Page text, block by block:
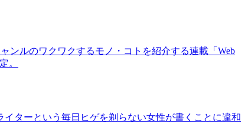
ンルのワクワクするモノ・コトを紹介する連載「Web
。
ターという毎日ヒゲを剃らない女性が書くことに違和